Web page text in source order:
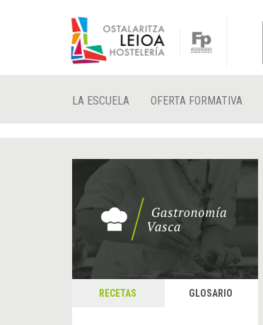
LA ESCUELA OFERTA FORMATIVA
RECETAS GLOSARIO